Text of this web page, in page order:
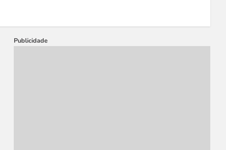
Publicidade